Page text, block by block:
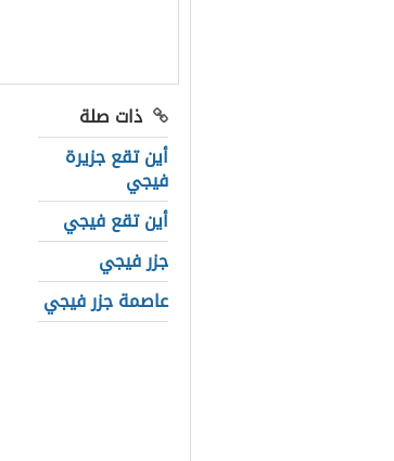
ذات صلة
أين تقع جزيرة
فيجي
أين تقع فيجي
جزر فيجي
عاصمة جزر فيجي